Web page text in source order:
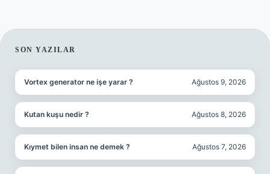
SIDEBAR
SON YAZILAR
Vortex generator ne işe yarar ? Ağustos 9, 2026
Kutan kuşu nedir ? Ağustos 8, 2026
Kıymet bilen insan ne demek ? Ağustos 7, 2026